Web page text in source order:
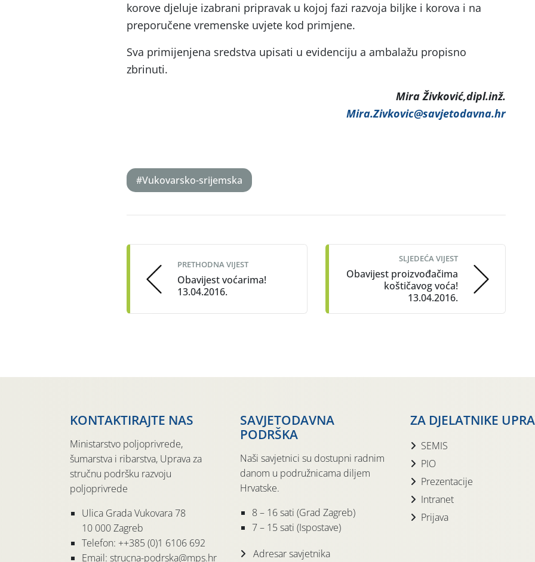
korove djeluje izabrani pripravak u kojoj fazi razvoja biljke i korova i na
preporučene vremenske uvjete kod primjene.
Sva primijenjena sredstva upisati u evidenciju a ambalažu propisno
zbrinuti.
Mira Živković,dipl.inž.
Mira.Zivkovic@savjetodavna.hr
#Vukovarsko-srijemska
navigation
PRETHODNA VIJEST
Obavijest voćarima!
13.04.2016.
SLJEDEĆA VIJEST
Obavijest proizvođačima
koštičavog voća!
13.04.2016.
KONTAKTIRAJTE NAS
Ministarstvo poljoprivrede,
šumarstva i ribarstva, Uprava za
stručnu podršku razvoju
poljoprivrede
Ulica Grada Vukovara 78
10 000 Zagreb
Telefon: ++385 (0)1 6106 692
Email: strucna-podrska@mps.hr
SAVJETODAVNA
PODRŠKA
Naši savjetnici su dostupni radnim
danom u podružnicama diljem
Hrvatske.
8 – 16 sati (Grad Zagreb)
7 – 15 sati (Ispostave)
Adresar savjetnika
ZA DJELATNIKE
SEMIS
PIO
Prezentacije
Intranet
Prijava